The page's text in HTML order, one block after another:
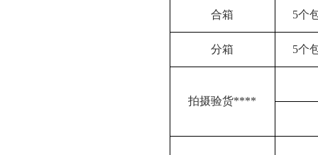
合箱 5个
分箱 5个
拍摄验货****